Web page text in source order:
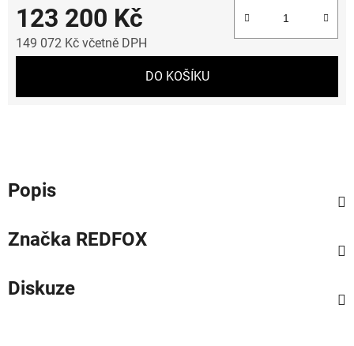
123 200 Kč
149 072 Kč včetně DPH
DO KOŠÍKU
Popis
Značka REDFOX
Diskuze